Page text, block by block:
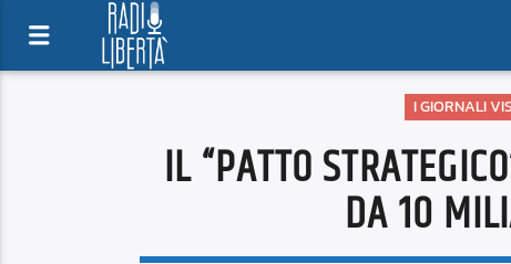
I GIORNALI
IL “PATTO
DA 10